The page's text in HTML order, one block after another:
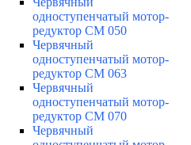
одноступенчатый мотор-
редуктор CM 050
Червячный
одноступенчатый мотор-
редуктор CM 063
Червячный
одноступенчатый мотор-
редуктор CM 070
Червячный